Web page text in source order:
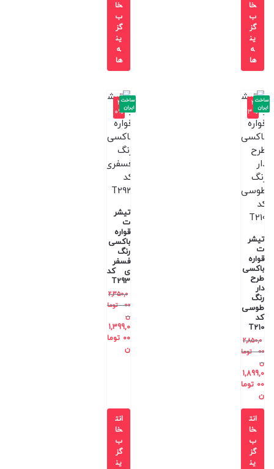
خا
ب
گز
ین
ه
ها
خا
ب
گز
ین
ه
ها
-3
3%
تیشر
ت
قواره
باکسی
طرح
دار
رنگ
طوسی
کد
T210
2,850,0
00
توما
ن
1,899,0
00 توما
ن
ساخت
ایران
انت
خا
ب
گز
ین
-4
0%
تیشر
ت
قواره
باکسی
رنگ
فسفر
ی کد
T293
2,350,0
00
توما
ن
1,399,0
00 توما
ن
ساخت
ایران
انت
خا
ب
گز
ین